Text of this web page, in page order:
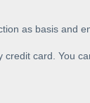
as basis and
card. You